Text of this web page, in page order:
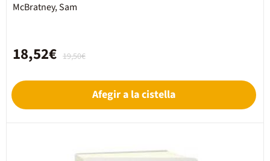
McBratney, Sam
19,50€
18,52€
Afegir a la cistella